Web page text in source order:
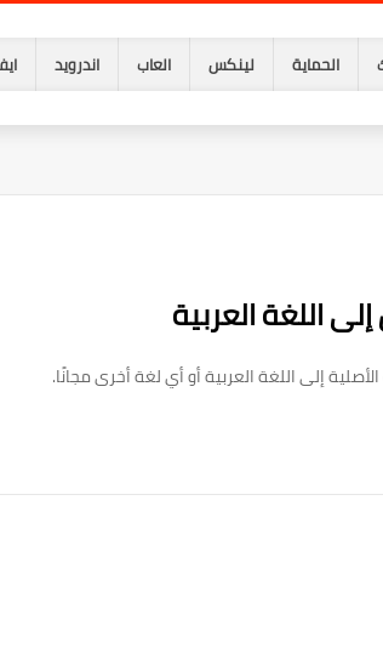
الحماية لينكس العاب اندرويد
اللغة العربية
إلى اللغة العربية أو أي لغة أخرى مجانًا.